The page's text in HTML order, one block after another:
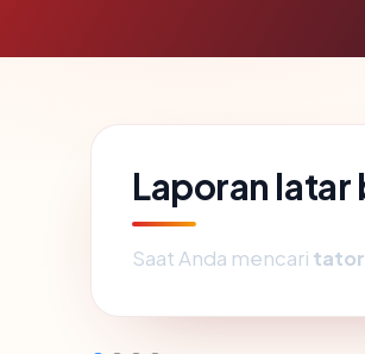
Laporan
Saat Anda mencari